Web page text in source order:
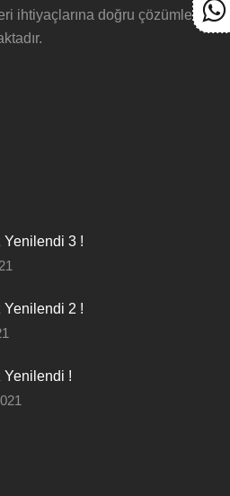
ihtiyaçlarına doğru çözümleri
3 !
2 !
Yenilendi !